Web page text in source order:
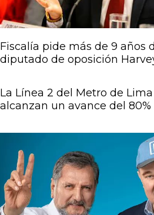
Fiscalía pide más de 9 años
diputado de oposición
La Línea 2 del Metro de
alcanzan un avance del 80%